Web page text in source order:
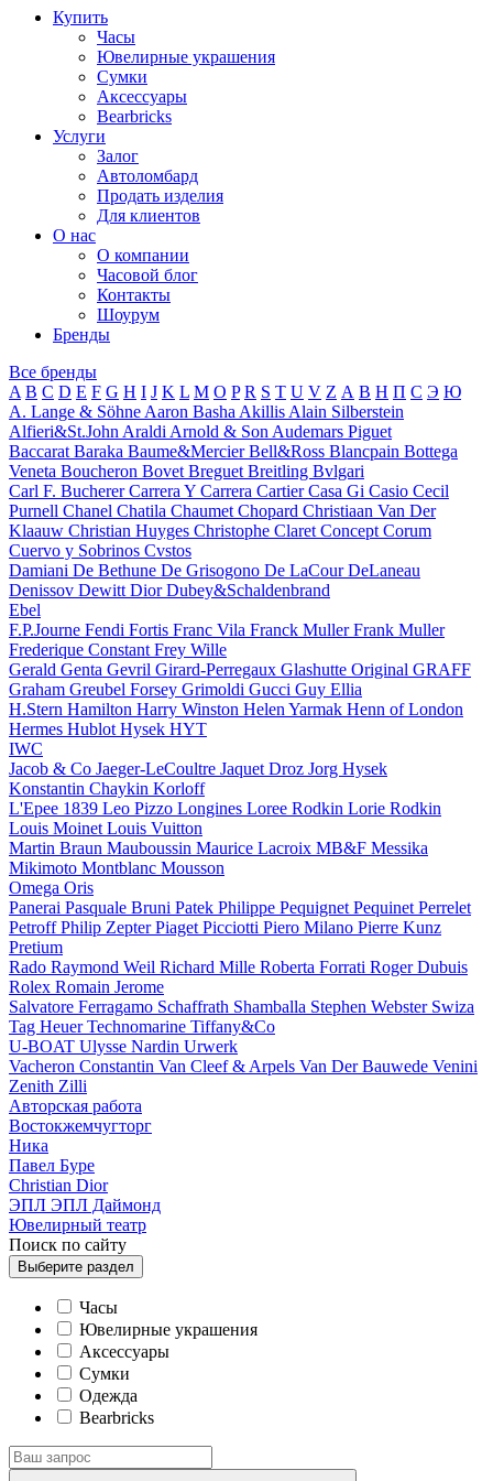
Купить
Часы
Ювелирные украшения
Сумки
Аксессуары
Bearbricks
Услуги
Залог
Автоломбард
Продать изделия
Для клиентов
О нас
О компании
Часовой блог
Контакты
Шоурум
Бренды
Все бренды
A B C D E F G H I J K L M O P R S T U V Z А В Н П С Э Ю
A. Lange & Söhne Aaron Basha Akillis Alain Silberstein
Alfieri&St.John Araldi Arnold & Son Audemars Piguet
Baccarat Baraka Baume&MercierBell&Ross Blancpain Bottega
Veneta Boucheron Bovet Breguet Breitling Bvlgari
Carl F. BuchererCarrera Y Carrera CartierCasa Gi Casio Cecil
Purnell Chanel Chatila Chaumet Chopard Christiaan Van Der
Klaauw Christian Huyges Christophe Claret Concept Corum
Cuervo y Sobrinos Cvstos
Damiani De Bethune De Grisogono De LaCourDeLaneau
Denissov Dewitt DiorDubey&Schaldenbrand
Ebel
F.P.Journe Fendi Fortis Franc Vila Franck MullerFrank Muller
Frederique Constant Frey Wille
Gerald Genta Gevril Girard-Perregaux Glashutte Original GRAFF
Graham Greubel Forsey Grimoldi Gucci Guy Ellia
H.Stern Hamilton Harry Winston Helen Yarmak Henn of London
Hermes Hublot Hysek HYT
IWC
Jacob & Co Jaeger-LeCoultre Jaquet Droz Jorg Hysek
Konstantin Chaykin Korloff
L'Epee 1839 Leo Pizzo Longines Loree Rodkin Lorie Rodkin
Louis Moinet Louis Vuitton
Martin Braun Mauboussin Maurice Lacroix MB&F Messika
Mikimoto Montblanc Mousson
Omega Oris
Panerai Pasquale Bruni Patek Philippe Pequignet Pequinet Perrelet
PetroffPhilip ZepterPiaget Picciotti Piero Milano Pierre Kunz
Pretium
Rado Raymond Weil Richard Mille Roberta Forrati Roger Dubuis
Rolex Romain Jerome
Salvatore Ferragamo Schaffrath Shamballa Stephen Webster Swiza
Tag HeuerTechnomarine Tiffany&Co
U-BOAT Ulysse Nardin Urwerk
Vacheron Constantin Van Cleef & Arpels Van Der Bauwede Venini
Zenith Zilli
Авторская работа
Востокжемчугторг
Ника
Павел Буре
Сhristian Dior
ЭПЛ ЭПЛ Даймонд
Ювелирный театр
Поиск по сайту
Выберите раздел
Часы
Ювелирные украшения
Аксессуары
Сумки
Одежда
Bearbricks